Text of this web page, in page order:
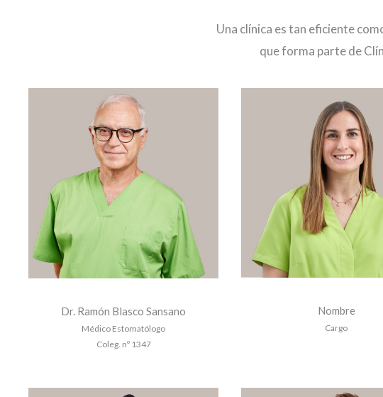
Una clínica es tan eficiente
que forma parte de
Dr. Ramón Blasco Sansano
Médico Estomatólogo
Coleg. nº 1347
Nombre
Cargo